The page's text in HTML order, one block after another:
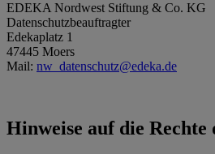
EDEKA Nordwest Stiftung & Co. KG
Datenschutzbeauftragter
Edekaplatz 1
47445 Moers
Mail: nw_datenschutz@edeka.de
Hinweise auf die